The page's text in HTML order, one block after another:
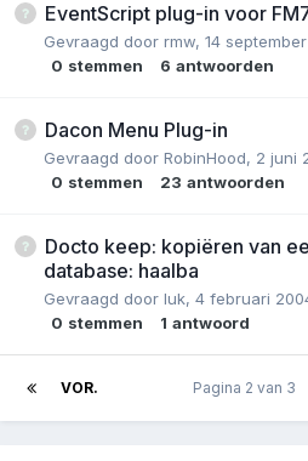
EventScript plug-in voor
Gevraagd door rmw, 14
0 stemmen 6 antwoorden
Dacon Menu Plug-in
Gevraagd door RobinHood, 2 juni
0 stemmen 23 antwoorden
Docto keep: kopiëren van
database: haalba
Gevraagd door luk, 4 februari
0 stemmen 1 antwoord
VOR. Pagina 2 van 3